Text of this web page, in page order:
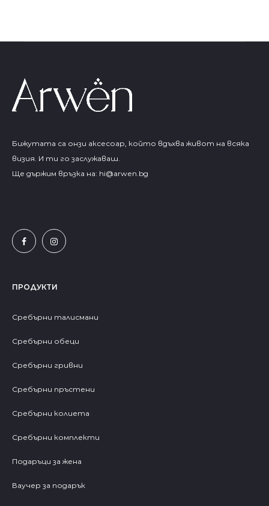
Бижутата са онзи аксесоар, който вдъхва живот на всяка
визия. И ти го заслужаваш.
Ще държим връзка на: hi@arwen.bg
ПРОДУКТИ
Сребърни талисмани
Сребърни обеци
Сребърни гривни
Сребърни пръстени
Сребърни колиета
Сребърни комплекти
Подаръци за жена
Ваучер за подарък